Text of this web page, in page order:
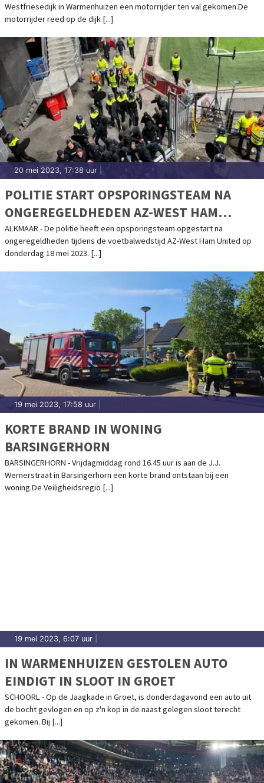
Westfriesedijk in Warmenhuizen een motorrijder ten val gekomen.De
motorrijder reed op de dijk [...]
20 mei 2023, 17:38 uur |
POLITIE START OPSPORINGSTEAM NA
ONGEREGELDHEDEN AZ-WEST HAM
UNITED
ALKMAAR - De politie heeft een opsporingsteam opgestart na
ongeregeldheden tijdens de voetbalwedstijd AZ-West Ham United op
donderdag 18 mei 2023. [...]
19 mei 2023, 17:58 uur
KORTE BRAND IN WONING
BARSINGERHORN
BARSINGERHORN - Vrijdagmiddag rond 16.45 uur is aan de J.J.
Wernerstraat in Barsingerhorn een korte brand ontstaan bij een
woning.De Veiligheidsregio [...]
19 mei 2023, 6:07 uur
IN WARMENHUIZEN GESTOLEN AUTO
EINDIGT IN SLOOT IN GROET
SCHOORL - Op de Jaagkade in Groet, is donderdagavond een auto uit
de bocht gevlogen en op z'n kop in de naast gelegen sloot terecht
gekomen. Bij [...]